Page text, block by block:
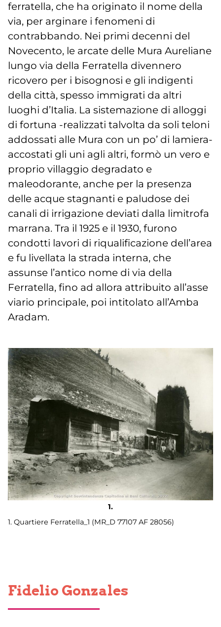
ferratella, che ha originato il nome della
via, per arginare i fenomeni di
contrabbando. Nei primi decenni del
Novecento, le arcate delle Mura Aureliane
lungo via della Ferratella divennero
ricovero per i bisognosi e gli indigenti
della città, spesso immigrati da altri
luoghi d’Italia. La sistemazione di alloggi
di fortuna -realizzati talvolta da soli teloni
addossati alle Mura con un po’ di lamiera-
accostati gli uni agli altri, formò un vero e
proprio villaggio degradato e
maleodorante, anche per la presenza
delle acque stagnanti e paludose dei
canali di irrigazione deviati dalla limitrofa
marrana. Tra il 1925 e il 1930, furono
condotti lavori di riqualificazione dell’area
e fu livellata la strada interna, che
assunse l’antico nome di via della
Ferratella, fino ad allora attribuito all’asse
viario principale, poi intitolato all’Amba
Aradam.
1. Quartiere Ferratella_1 (MR_D 77107 AF 28056)
Fidelio Gonzales